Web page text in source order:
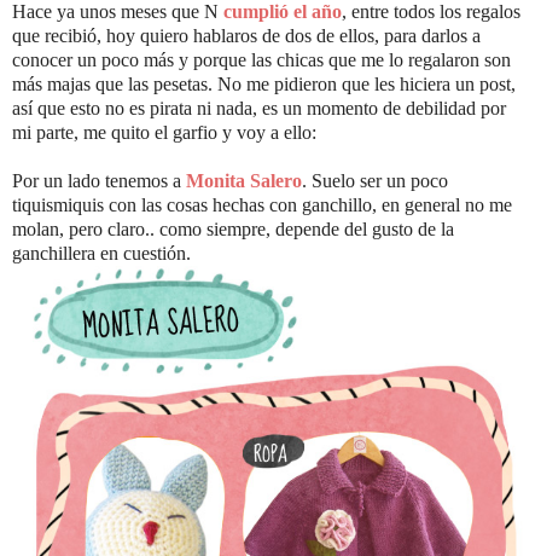
Hace ya unos meses que N cumplió el año, entre todos los regalos
que recibió, hoy quiero hablaros de dos de ellos, para darlos a
conocer un poco más y porque las chicas que me lo regalaron son
más majas que las pesetas. No me pidieron que les hiciera un post,
así que esto no es pirata ni nada, es un momento de debilidad por
mi parte, me quito el garfio y voy a ello:
Por un lado tenemos a Monita Salero. Suelo ser un poco
tiquismiquis con las cosas hechas con ganchillo, en general no me
molan, pero claro.. como siempre, depende del gusto de la
ganchillera en cuestión.